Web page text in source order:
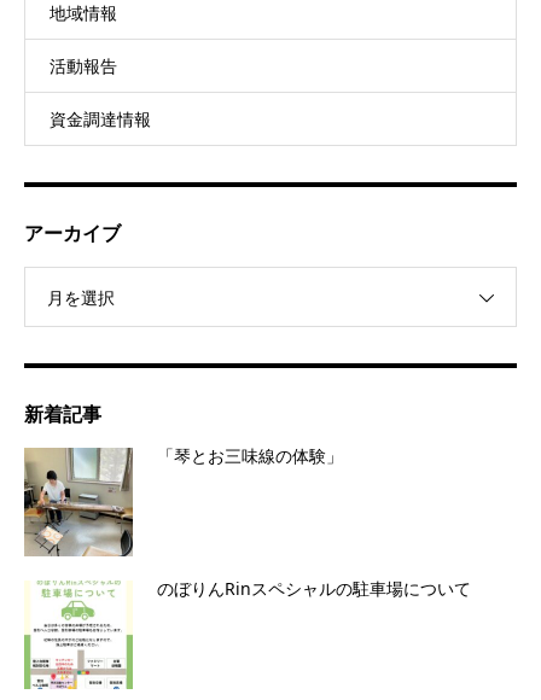
地域情報
活動報告
資金調達情報
アーカイブ
月を選択
新着記事
「琴とお三味線の体験」
のぼりんRinスペシャルの駐車場について